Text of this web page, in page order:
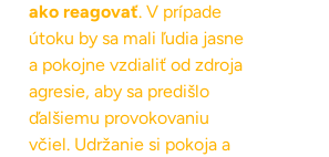
ako reagovať. V prípade
útoku by sa mali ľudia jasne
a pokojne vzdialiť od zdroja
agresie, aby sa predišlo
ďalšiemu provokovaniu
včiel. Udržanie si pokoja a